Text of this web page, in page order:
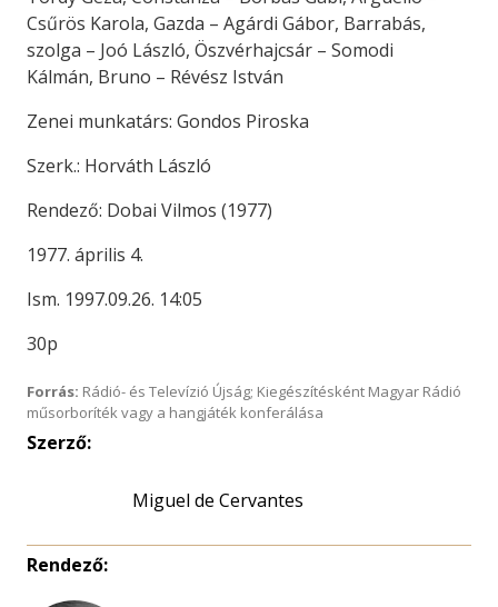
Csűrös Karola, Gazda – Agárdi Gábor, Barrabás,
szolga – Joó László, Öszvérhajcsár – Somodi
Kálmán, Bruno – Révész István
Zenei munkatárs: Gondos Piroska
Szerk.: Horváth László
Rendező: Dobai Vilmos (1977)
1977. április 4.
Ism. 1997.09.26. 14:05
30p
Forrás: Rádió- és Televízió Újság; Kiegészítésként Magyar Rádió
műsorboríték vagy a hangjáték konferálása
Szerző:
Miguel de Cervantes
Rendező: